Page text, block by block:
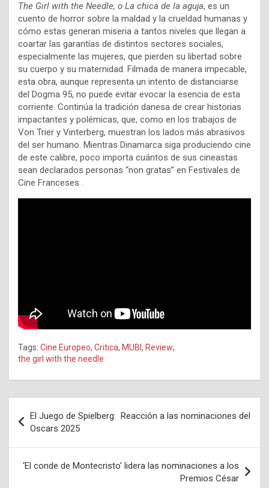
The Girl with the Needle, o La chica de la aguja, es un
cuento de horror sobre la maldad y la crueldad humanas y
cómo estas generan miseria a tantos niveles que llegan a
coartar las garantías de distintos sectores sociales,
especialmente las mujeres, que pierden su libertad sobre
su cuerpo y su maternidad. Filmada de manera impecable,
esta obra, aunque representa un intento de distanciarse
del Dogma 95, no puede evitar evocar la esencia de esta
corriente. Continúa la tradición danesa de crear historias
impactantes y polémicas, que, como en los trabajos de
Von Trier y Vinterberg, muestran los lados más abrasivos
del ser humano. Mientras Dinamarca siga produciendo cine
de este calibre, poco importa cuántos de sus cineastas
sean declarados personas “non gratas” en Festivales de
Cine Franceses .
Tags: Cine Europeo, Critica, MUBI , Review,
the girl with the needle
de
entradas
El Juego de Spielberg: Reacción a las nominaciones del
Oscars 2025
‘El conde de Montecristo’ lidera las nominaciones a los
Premios César